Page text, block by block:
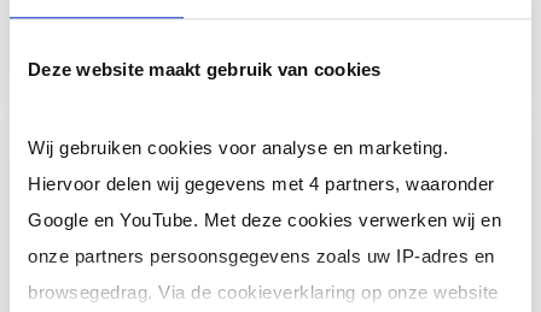
Deze website maakt gebruik van cookies
Wij gebruiken cookies voor analyse en marketing.
Hiervoor delen wij gegevens met 4 partners, waaronder
Google en YouTube. Met deze cookies verwerken wij en
onze partners persoonsgegevens zoals uw IP-adres en
browsegedrag. Via de cookieverklaring op onze website
Ik ben een interim,
freelance of ZZP
professional (of ik wil in
loondienst)